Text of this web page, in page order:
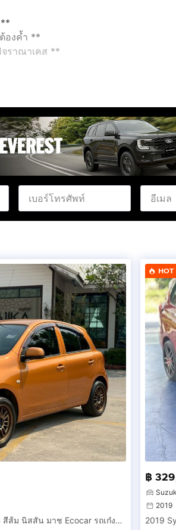
องค้ำ **
ราณาเคส **
(แบงค์)
์Nissan March 1.2E เกียร์ออโต้ ปี2013 สีส้ม นิสสัน มาช Ecocar รถเก๋งสวยสภาพนางฟ้า
HOT
฿
2019
2019